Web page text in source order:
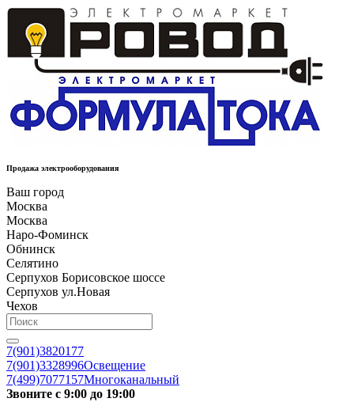
Продажа электрооборудования
Ваш город
Москва
Москва
Наро-Фоминск
Обнинск
Селятино
Серпухов Борисовское шоссе
Серпухов ул.Новая
Чехов
7(901)3820177
7(901)3328996Освещение
7(499)7077157Многоканальный
Звоните с 9:00 до 19:00